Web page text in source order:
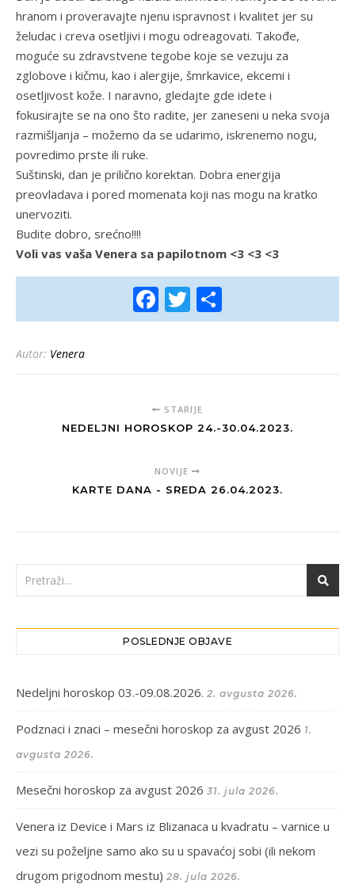
hranom i proveravajte njenu ispravnost i kvalitet jer su
želudac i creva osetljivi i mogu odreagovati. Takođe,
moguće su zdravstvene tegobe koje se vezuju za
zglobove i kičmu, kao i alergije, šmrkavice, ekcemi i
osetljivost kože. I naravno, gledajte gde idete i
fokusirajte se na ono što radite, jer zaneseni u neka svoja
razmišljanja – možemo da se udarimo, iskrenemo nogu,
povredimo prste ili ruke.
Suštinski, dan je prilično korektan. Dobra energija
preovladava i pored momenata koji nas mogu na kratko
unervoziti.
Budite dobro, srećno!!!!
Voli vas vaša Venera sa papilotnom <3 <3 <3
Facebook
Twitter
Autor: Venera
STARIJE
NEDELJNI HOROSKOP 24.-30.04.2023.
NOVIJE
KARTE DANA - SREDA 26.04.2023.
POSLEDNJE OBJAVE
Nedeljni horoskop 03.-09.08.2026. 2. avgusta 2026.
Podznaci i znaci – mesečni horoskop za avgust 2026 1.
avgusta 2026.
Mesečni horoskop za avgust 2026 31. jula 2026.
Venera iz Device i Mars iz Blizanaca u kvadratu – varnice u
vezi su poželjne samo ako su u spavaćoj sobi (ili nekom
drugom prigodnom mestu) 28. jula 2026.